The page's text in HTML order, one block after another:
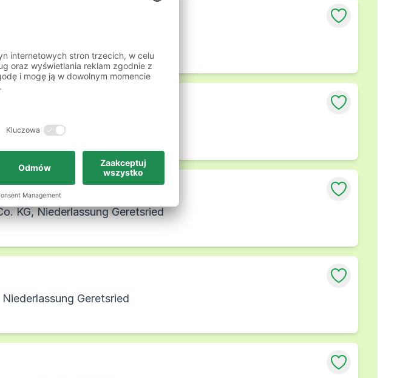
KG, Niederlassung Geretsried
KG, Niederlassung Geretsried
KG, Niederlassung Geretsried
Geretsried